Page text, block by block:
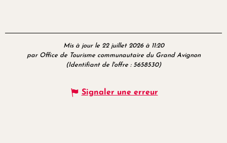
Mis à jour le 22 juillet 2026 à 11:20
par Office de Tourisme communautaire du Grand Avignon
(Identifiant de l'offre : 5658530)
Signaler une erreur